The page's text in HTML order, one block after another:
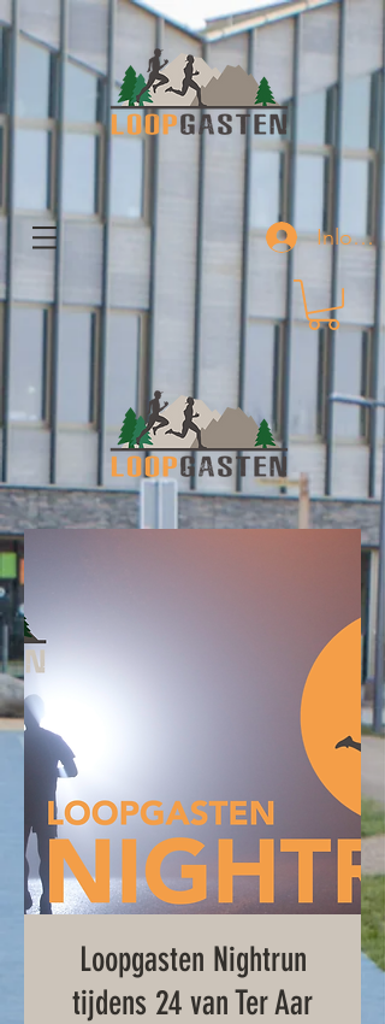
Loopgasten Nightrun
tijdens 24 van Ter Aar